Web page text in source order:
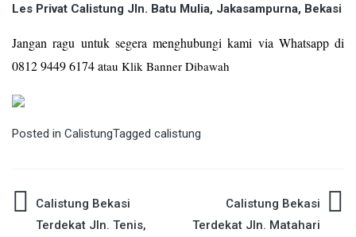
Les Privat Calistung Jln. Batu Mulia, Jakasampurna, Bekasi
Jangan ragu untuk segera menghubungi kami via Whatsapp di
0812 9449 6174 atau Klik Banner Dibawah
Posted in CalistungTagged calistung
PostCalistung Bekasi
Terdekat Jln. Tenis,
Calistung Bekasi
Terdekat Jln. Matahari